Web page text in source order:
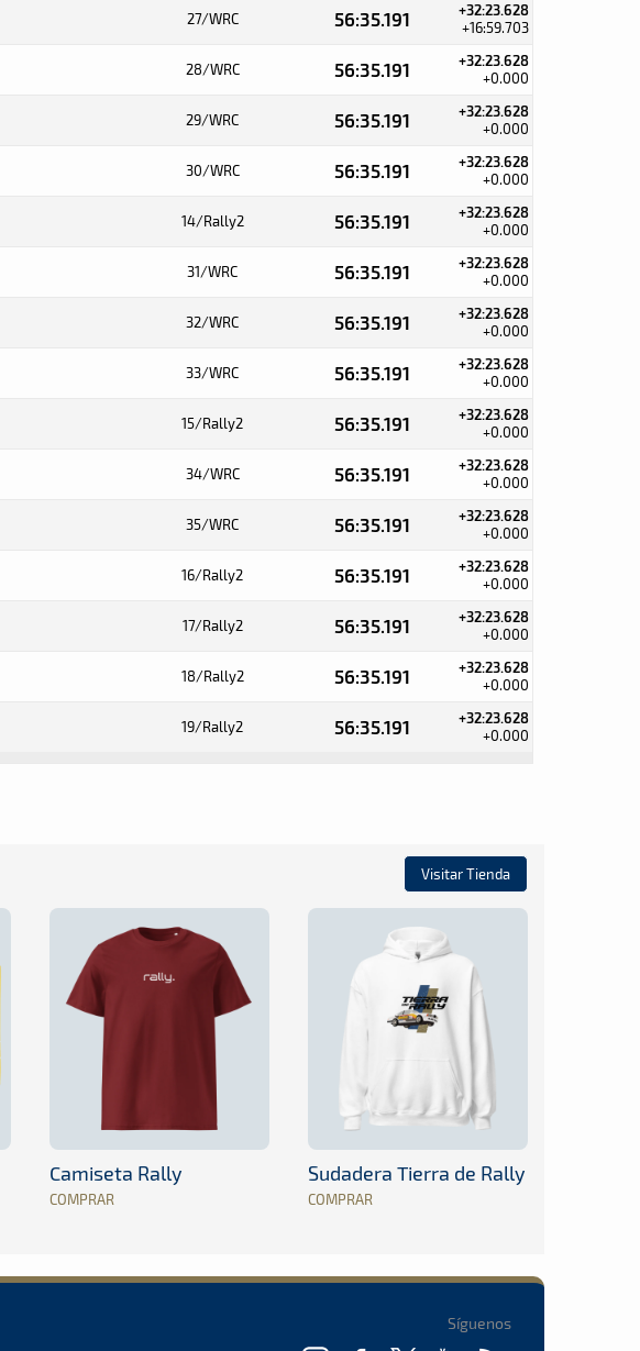
27/WRC 56:35.191 +32:23.628
+16:59.703
28/WRC 56:35.191 +32:23.628
+0.000
29/WRC 56:35.191 +32:23.628
+0.000
30/WRC 56:35.191 +32:23.628
+0.000
14/Rally2 56:35.191 +32:23.628
+0.000
31/WRC 56:35.191 +32:23.628
+0.000
32/WRC 56:35.191 +32:23.628
+0.000
33/WRC 56:35.191 +32:23.628
+0.000
15/Rally2 56:35.191 +32:23.628
+0.000
34/WRC 56:35.191 +32:23.628
+0.000
35/WRC 56:35.191 +32:23.628
+0.000
16/Rally2 56:35.191 +32:23.628
+0.000
17/Rally2 56:35.191 +32:23.628
+0.000
18/Rally2 56:35.191 +32:23.628
+0.000
19/Rally2 56:35.191 +32:23.628
+0.000
Visitar Tienda
Camiseta Rally
COMPRAR
Sudadera Tierra de Rally
COMPRAR
Síguenos